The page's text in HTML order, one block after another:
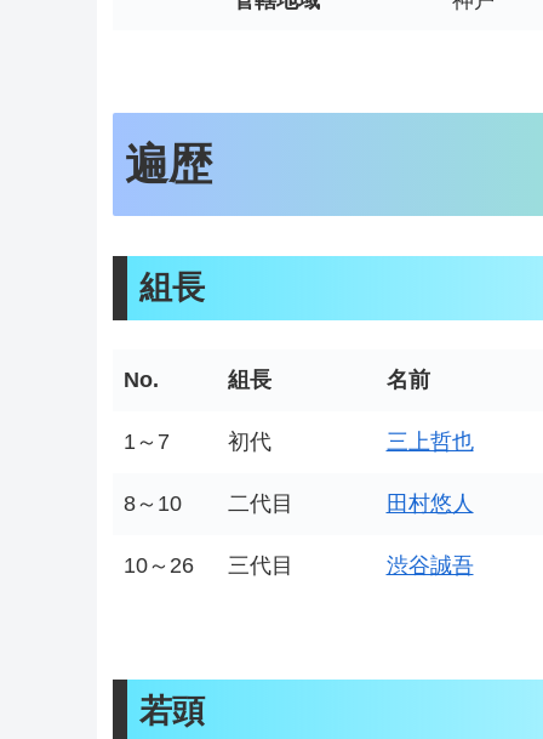
遍歴
組長
No. 組長 名前
1～7 初代 三上哲也
8～10 二代目 田村悠人
10～26 三代目 渋谷誠吾
若頭